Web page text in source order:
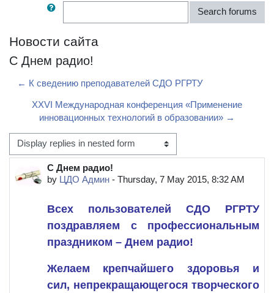
Search
Search forums
Новости сайта
С Днем радио!
← К сведению преподавателей СДО РГРТУ
XXVI Международная конференция «Применение
инновационных технологий в образовании» →
Display mode
С Днем радио!
by ЦДО Админ - Thursday, 7 May 2015, 8:32 AM
Number of replies: 0
Всех пользователей СДО РГРТУ
поздравляем с профессиональным
праздником – Днем радио!
Желаем крепчайшего здоровья и
сил, непрекращающегося творческого